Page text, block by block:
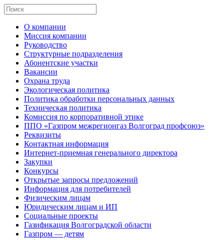
О компании
Миссия компании
Руководство
Структурные подразделения
Абонентские участки
Вакансии
Охрана труда
Экологическая политика
Политика обработки персональных данных
Техническая политика
Комиссия по корпоративной этике
ППО «Газпром межрегионгаз Волгоград профсоюз»
Реквизиты
Контактная информация
Интернет-приемная генерального директора
Закупки
Конкурсы
Открытые запросы предложений
Информация для потребителей
Физическим лицам
Юридическим лицам и ИП
Социальные проекты
Газификация Волгоградской области
Газпром — детям